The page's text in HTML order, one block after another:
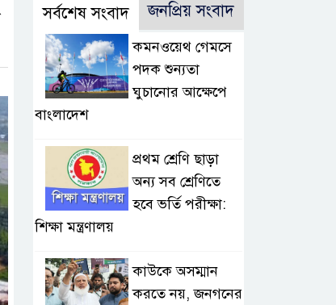
সর্বশেষ সংবাদ জনপ্রিয় সংবাদ
কমনওয়েথ গেমসে
পদক শুন্যতা
ঘুচানোর আক্ষেপে
বাংলাদেশ
প্রথম শ্রেণি ছাড়া
অন্য সব শ্রেণিতে
হবে ভর্তি পরীক্ষা:
শিক্ষা মন্ত্রণালয়
কাউকে অসম্মান
করতে নয়, জনগনের